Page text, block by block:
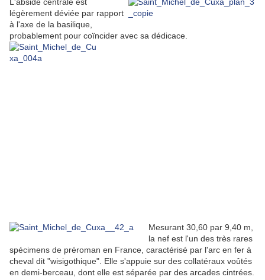
légèrement déviée par rapport
à l'axe de la basilique,
probablement pour coïncider avec sa dédicace.
Mesurant 30,60 par 9,40 m,
la nef est l'un des très rares
spécimens de préroman en France, caractérisé par l'arc en fer à
cheval dit "wisigothique". Elle s'appuie sur des collatéraux voûtés
en demi-berceau, dont elle est séparée par des arcades cintrées.